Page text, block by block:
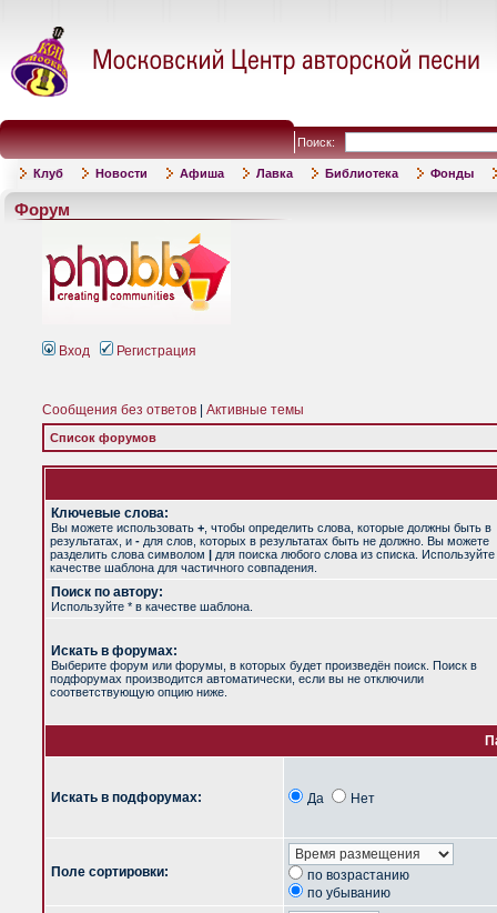
Поиск:
Клуб Новости Афиша Лавка Библиотека Фонды
Форум
Вход Регистрация
Сообщения без ответов Активные темы
Список форумов
Ключевые слова:
Вы можете использовать + , чтобы определить слова, которые должны быть в
результатах, и - для слов, которых в результатах быть не должно. Вы можете
разделить слова символом | для поиска любого слова из списка. Используйте
качестве шаблона для частичного совпадения.
Поиск по автору:
Используйте * в качестве шаблона.
Искать в форумах:
Выберите форум или форумы, в которых будет произведён поиск. Поиск в
подфорумах производится автоматически, если вы не отключили
соответствующую опцию ниже.
Искать в подфорумах: Да Нет
Поле сортировки:
по возрастанию
по убыванию